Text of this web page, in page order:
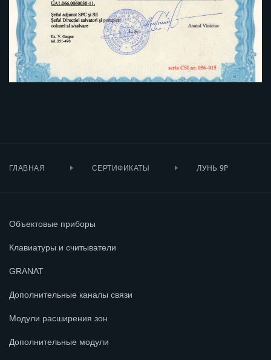
ГЛАВНАЯ СЕРТИФИКАТЫ ЛУНЬ 9P
Объектовые приборы
Клавиатуры и считыватели
GRANAT
Дополнительные каналы связи
Модули расширения зон
Дополнительные модули